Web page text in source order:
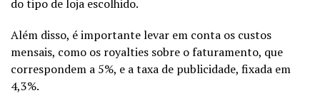
do tipo de loja escolhido.
Além disso, é importante levar em conta os custos
mensais, como os royalties sobre o faturamento, que
correspondem a 5%, e a taxa de publicidade, fixada em
4,3%.